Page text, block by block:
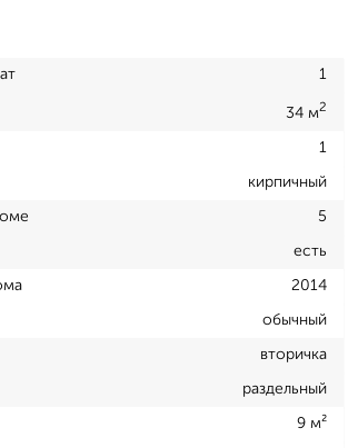
1
34 м2
1
кирпичный
5
есть
2014
обычный
вторичка
раздельный
9 м²